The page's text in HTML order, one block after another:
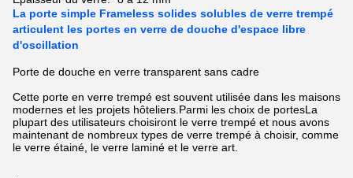
La porte simple Frameless solides solubles de verre trempé
articulent les portes en verre de douche d'espace libre
d'oscillation
Porte de douche en verre transparent sans cadre
Cette porte en verre trempé est souvent utilisée dans les maisons
modernes et les projets hôteliers.Parmi les choix de portesLa
plupart des utilisateurs choisiront le verre trempé et nous avons
maintenant de nombreux types de verre trempé à choisir, comme
le verre étainé, le verre laminé et le verre art.